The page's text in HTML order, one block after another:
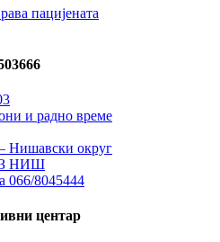
пацијената
и радно време
Нишавски округ
НИШ
066/8045444
центар